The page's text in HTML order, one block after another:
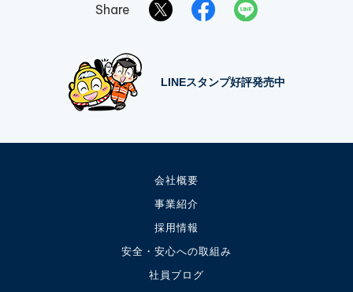
Share
LINEスタンプ好評発売中
会社概要
事業紹介
採用情報
安全・安心への取組み
社員ブログ